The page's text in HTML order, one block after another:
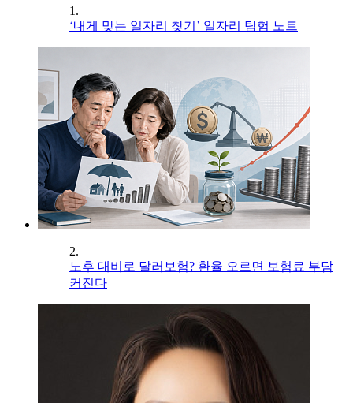
1.
‘내게 맞는 일자리 찾기’ 일자리 탐험 노트
2.
노후 대비로 달러보험? 환율 오르면 보험료 부담
커진다